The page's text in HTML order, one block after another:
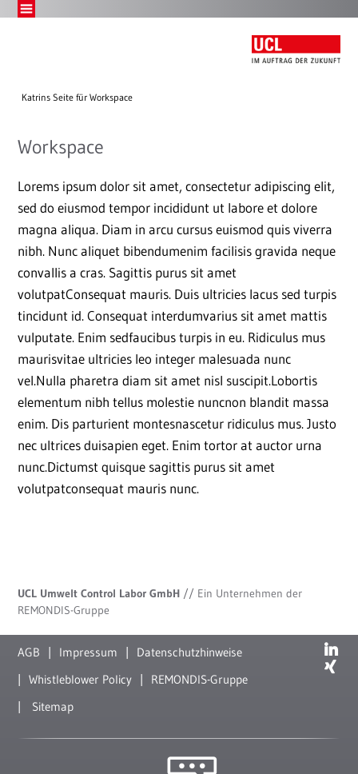
Katrins Seite für Workspace
Workspace
Lorems ipsum dolor sit amet, consectetur adipiscing elit,
sed do eiusmod tempor incididunt ut labore et dolore
magna aliqua. Diam in arcu cursus euismod quis viverra
nibh. Nunc aliquet bibendumenim facilisis gravida neque
convallis a cras. Sagittis purus sit amet
volutpatConsequat mauris. Duis ultricies lacus sed turpis
tincidunt id. Consequat interdumvarius sit amet mattis
vulputate. Enim sedfaucibus turpis in eu. Ridiculus mus
maurisvitae ultricies leo integer malesuada nunc
vel.Nulla pharetra diam sit amet nisl suscipit.Lobortis
elementum nibh tellus molestie nuncnon blandit massa
enim. Dis parturient montesnascetur ridiculus mus. Justo
nec ultrices duisapien eget. Enim tortor at auctor urna
nunc.Dictumst quisque sagittis purus sit amet
volutpatconsequat mauris nunc.
UCL Umwelt Control Labor GmbH // Ein Unternehmen der
REMONDIS-Gruppe
AGB Impressum
Datenschutzhinweise
Whistleblower Policy
REMONDIS-Gruppe
Sitemap